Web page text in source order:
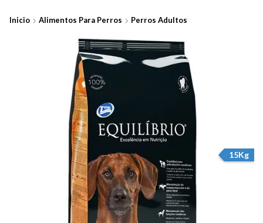
Inicio Alimentos Para Perros Perros Adultos
15Kg